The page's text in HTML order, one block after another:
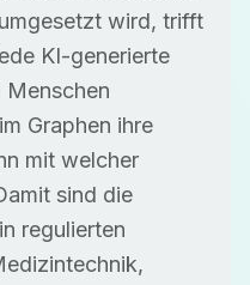
wird, trifft
KI-generierte
Menschen
Graphen ihre
mit welcher
sind die
regulierten